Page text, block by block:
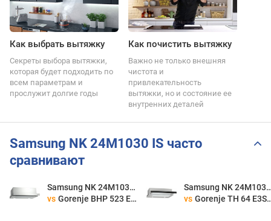
Как выбрать вытяжку
Секреты выбора вытяжки,
которая будет подходить по
всем параметрам и
прослужит долгие годы
Как почистить вытяжку
Важно не только внешняя
чистота и
привлекательность
вытяжки, но и состояние ее
внутренних деталей
Samsung NK 24M1030 IS часто
сравнивают
Samsung NK 24M1030 IS
vs Gorenje BHP 523 E10 X
Samsung NK
vs Gorenje TH 64 E3SGB